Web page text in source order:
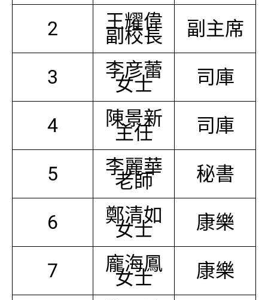
2 王耀偉
副校長 副主席
3 李彦蕾
女士 司庫
4 陳景新
主任 司庫
5 李麗華
老師 秘書
6 鄭清如
女士 康樂
7 龐海鳳
女士 康樂